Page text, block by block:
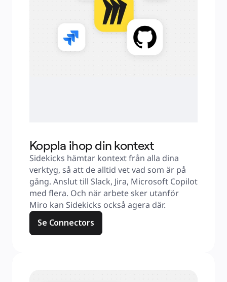
Koppla ihop din kontext
Sidekicks hämtar kontext från alla dina
verktyg, så att de alltid vet vad som är på
gång. Anslut till Slack, Jira, Microsoft Copilot
med flera. Och när arbete sker utanför
Miro kan Sidekicks också agera där.
Se Connectors